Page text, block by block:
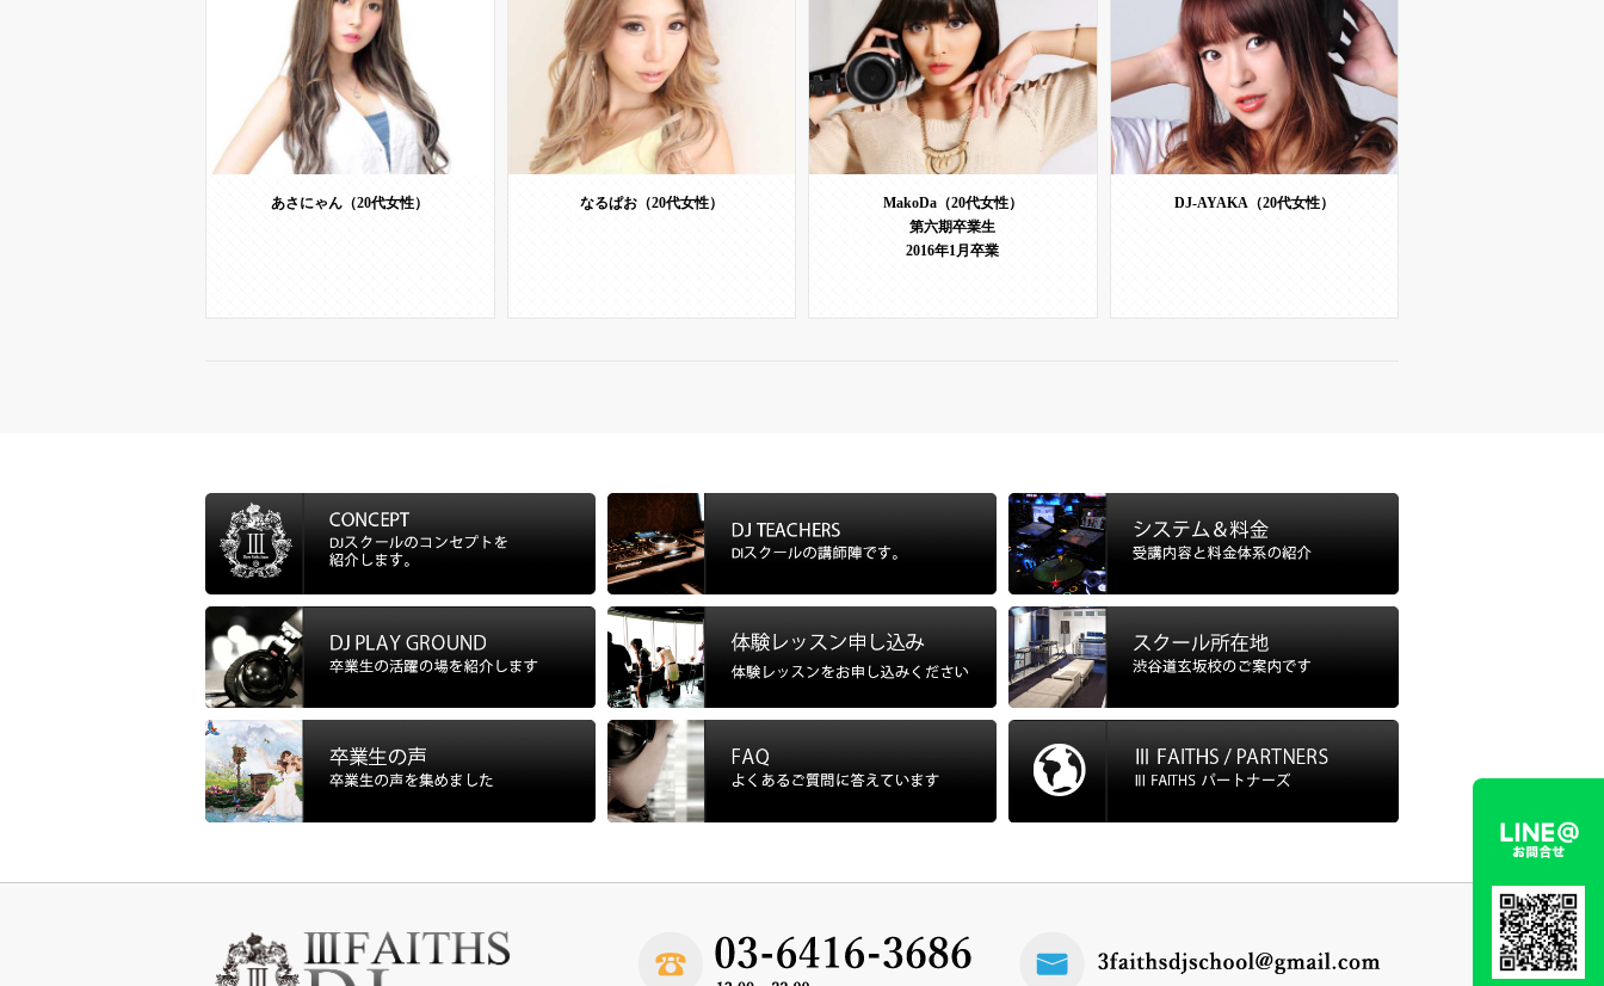
あさにゃん（20代女性） なるぱお（20代女性）
MakoDa（20代女性）
第六期卒業生
2016年1月卒業
DJ-AYAKA（20代女性）